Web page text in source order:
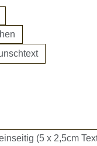
(5 x 2,5cm